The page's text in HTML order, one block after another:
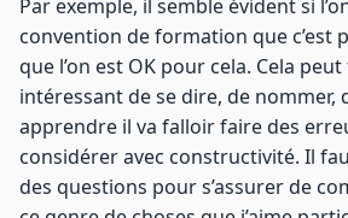
Par exemple, il semble évident si
convention de formation que c’est
que l’on est OK pour cela. Cela
intéressant de se dire, de nommer,
apprendre il va falloir faire des
considérer avec constructivité. Il
des questions pour s’assurer de